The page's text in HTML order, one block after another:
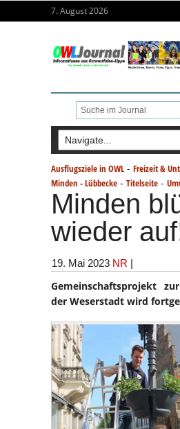
7. August 2026
Ausflugsziele in OWL - Freizeit &
Minden - Lübbecke - Titelseite -
Minden
wieder
19. Mai 2023 NR |
Gemeinschaftsprojekt
der Weserstadt wird